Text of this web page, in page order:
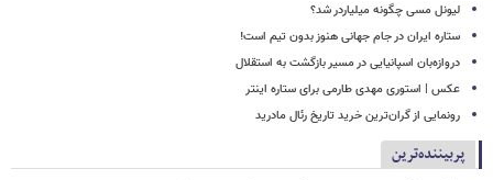
لیونل مسی چگونه میلیاردر شد؟
ستاره ایران در جام جهانی هنوز بدون تیم است!
دروازه‌بان اسپانیایی در مسیر بازگشت به استقلال
عکس | استوری مهدی طارمی برای ستاره اینتر
رونمایی از گران‌ترین خرید تاریخ رئال مادرید
پربیننده‌ترین